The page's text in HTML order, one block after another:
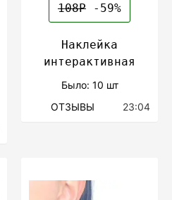
108Р -59%
Наклейка
интерактивная
Было: 10 шт
ОТЗЫВЫ
23:04